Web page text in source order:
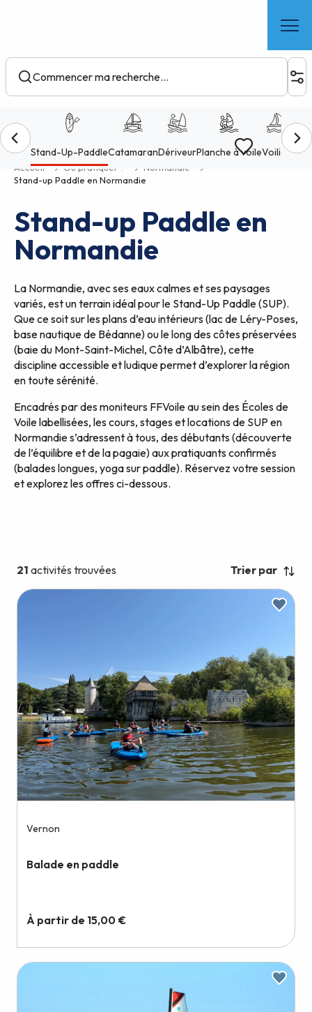
principal
Accueil Où pratiquer ?
Normandie
Stand-up Paddle en Normandie
Stand-up Paddle en
Normandie
La Normandie, avec ses eaux calmes et ses paysages
variés, est un terrain idéal pour le Stand-Up Paddle (SUP).
Que ce soit sur les plans d’eau intérieurs (lac de Léry-Poses,
base nautique de Bédanne) ou le long des côtes préservées
(baie du Mont-Saint-Michel, Côte d’Albâtre), cette
discipline accessible et ludique permet d’explorer la région
en toute sérénité.
Encadrés par des moniteurs FFVoile au sein des Écoles de
Voile labellisées, les cours, stages et locations de SUP en
Normandie s’adressent à tous, des débutants (découverte
de l’équilibre et de la pagaie) aux pratiquants confirmés
(balades longues, yoga sur paddle). Réservez votre session
et explorez les offres ci-dessous.